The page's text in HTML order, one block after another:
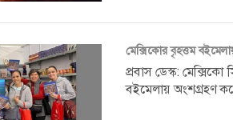
মেক্সিকোর বৃহত্তম
প্রবাস ডেস্ক:
বইমেলায় অংশগ্রহণ